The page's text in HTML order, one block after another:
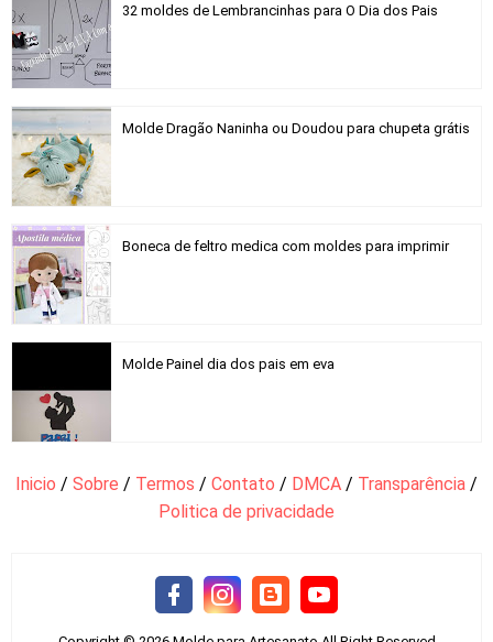
32 moldes de Lembrancinhas para O Dia dos Pais
Molde Dragão Naninha ou Doudou para chupeta grátis
Boneca de feltro medica com moldes para imprimir
Molde Painel dia dos pais em eva
Inicio / Sobre / Termos / Contato / DMCA / Transparência /
Politica de privacidade